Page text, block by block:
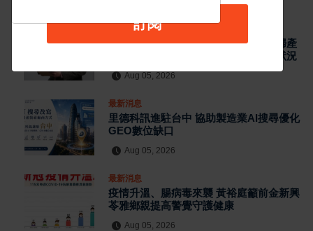
最新消息
生產、年齡增長私密處一定會改變？婦產
科醫師提醒：定期評估有助了解自身狀況
Aug 05, 2026
最新消息
里德科訊進駐台中 協助製造業AI搜尋優化
GEO數位缺口
Aug 05, 2026
最新消息
疫情升溫、腸病毒來襲 黃裕庭籲前金新興
苓雅鄉親提高警覺守護健康
Aug 05, 2026
訂閱